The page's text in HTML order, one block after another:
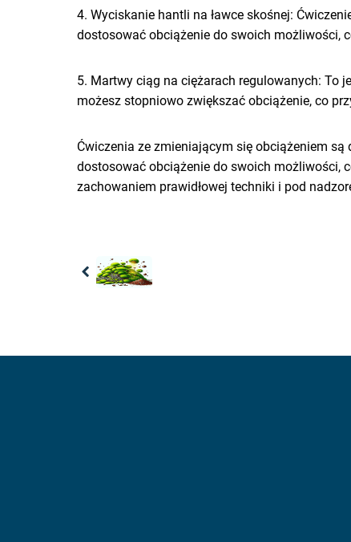
4. Wyciskanie hantli na ławce skośnej:
dostosować obciążenie do swoich możliwości,
5. Martwy ciąg na ciężarach regulowanych: To
możesz stopniowo zwiększać obciążenie, co
Ćwiczenia ze zmieniającym się obciążeniem
dostosować obciążenie do swoich możliwości,
zachowaniem prawidłowej techniki i pod